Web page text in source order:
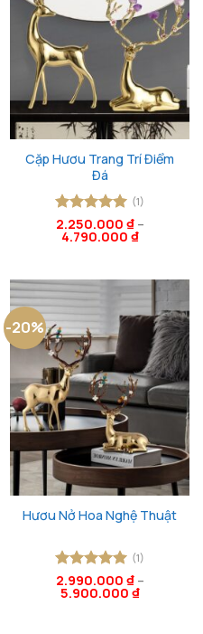
Cặp Hươu Trang Trí Điểm
Đá
Được xếp
hạng55
(1)
2.250.000 ₫–
4.790.000 ₫
-20%
Hươu Nở Hoa Nghệ Thuật
Được xếp
hạng55
(1)
2.990.000 ₫–
5.900.000 ₫